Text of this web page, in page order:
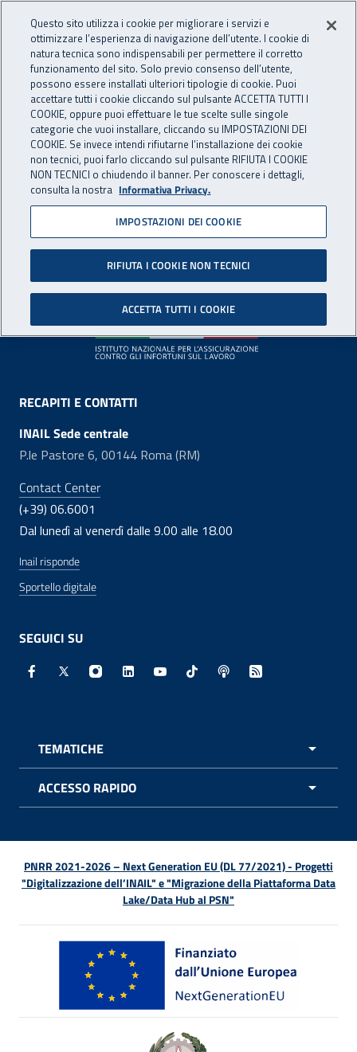
INAIL - Istituto Nazionale
Apri cerca
Navigazione principale
Pagina non disponibile
Il contenuto non è stato trovato. Per continuare la
navigazione è possibile ritornare alla
Footer
RECAPITI E CONTATTI
INAIL Sede centrale
P.le Pastore 6, 00144 Roma (RM)
Contact Center
(+39) 06.6001
Dal lunedì al venerdì dalle 9.00 alle 18.00
Inail risponde
Sportello digitale
SEGUICI SU
Facebook - Sito esterno - Apertura in nuova finestra
X - Sito esterno - Apertura in nuova finestra
Instagram - Sito esterno - Apertura in
Linkedin - Sito esterno - Apertura in
Youtube - Sito esterno -
TikTok - Sito esterno -
Spreaker - Sito
Feed RSS -
TEMATICHE
ACCESSO RAPIDO
PNRR 2021-2026 – Next Generation EU (DL 77/2021) - Progetti
"Digitalizzazione dell’INAIL" e "Migrazione della Piattaforma Data
Lake/Data Hub al PSN"
Questo sito utilizza i cookie per migliorare i servizi e
ottimizzare l’esperienza di navigazione dell’utente. I cookie di
natura tecnica sono indispensabili per permettere il corretto
funzionamento del sito. Solo previo consenso dell’utente,
possono essere installati ulteriori tipologie di cookie. Puoi
accettare tutti i cookie cliccando sul pulsante ACCETTA TUTTI I
COOKIE, oppure puoi effettuare le tue scelte sulle singole
categorie che vuoi installare, cliccando su IMPOSTAZIONI DEI
COOKIE. Se invece intendi rifiutarne l’installazione dei cookie
non tecnici, puoi farlo cliccando sul pulsante RIFIUTA I COOKIE
NON TECNICI o chiudendo il banner. Per conoscere i dettagli,
consulta la nostra Informativa Privacy.
IMPOSTAZIONI DEI COOKIE
RIFIUTA I COOKIE NON TECNICI
ACCETTA TUTTI I COOKIE